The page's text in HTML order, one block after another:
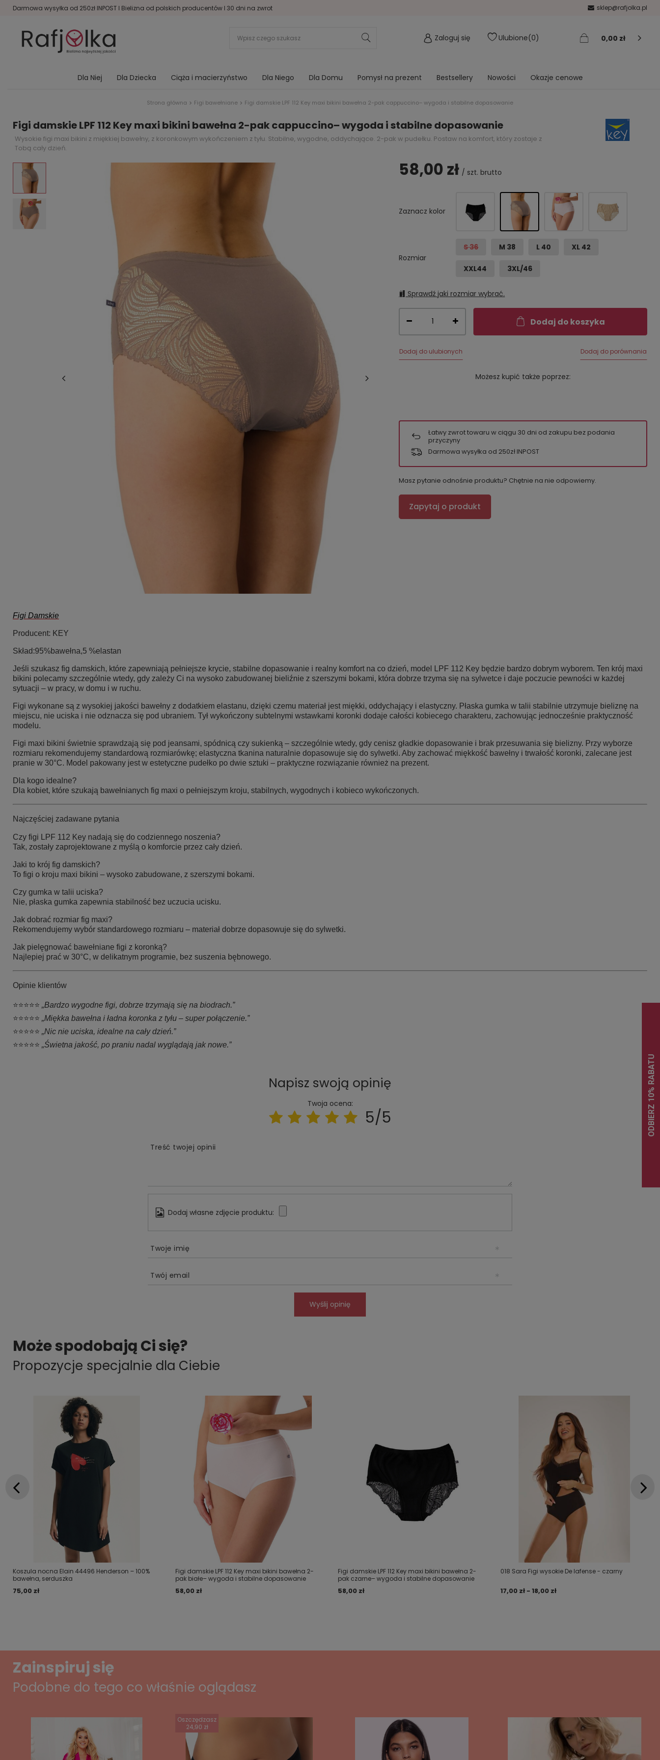
Darmowa wysyłka od 250zł INPOST I Bielizna od polskich producentów I 30 dni na zwrot sklep@rafjolka.pl
Zaloguj się Ulubione 0 0,00 zł
Dla Niej Dla Dziecka Ciąża i macierzyństwo Dla Niego Dla Domu Pomysł na prezent Bestsellery Nowości Okazje cenowe
Strona główna Figi bawełniane Figi damskie LPF 112 Key maxi bikini bawełna 2-pak cappuccino– wygoda i stabilne dopasowanie
Figi damskie LPF 112 Key maxi bikini bawełna 2-pak cappuccino– wygoda i stabilne dopasowanie
Wysokie figi maxi bikini z miękkiej bawełny, z koronkowym wykończeniem z tyłu. Stabilne, wygodne, oddychające. 2-pak w pudełku. Postaw na komfort, który zostaje z
Tobą cały dzień.
58,00 zł / szt. brutto
Zaznacz kolor
Rozmiar
S 36 M 38 L 40 XL 42
XXL44 3XL/46
Sprawdź jaki rozmiar wybrać.
Dodaj do koszyka
Dodaj do ulubionych Dodaj do porównania
Możesz kupić także poprzez:
Łatwy zwrot towaru w ciągu 30 dni od zakupu bez podania
przyczyny
Darmowa wysyłka od 250zł INPOST
Masz pytanie odnośnie produktu? Chętnie na nie odpowiemy.
Zapytaj o produkt
Figi Damskie
Producent: KEY
Skład:95%bawełna,5 %elastan
Jeśli szukasz fig damskich, które zapewniają pełniejsze krycie, stabilne dopasowanie i realny komfort na co dzień, model LPF 112 Key będzie bardzo dobrym wyborem. Ten krój maxi
bikini polecamy szczególnie wtedy, gdy zależy Ci na wysoko zabudowanej bieliźnie z szerszymi bokami, która dobrze trzyma się na sylwetce i daje poczucie pewności w każdej
sytuacji – w pracy, w domu i w ruchu.
Figi wykonane są z wysokiej jakości bawełny z dodatkiem elastanu, dzięki czemu materiał jest miękki, oddychający i elastyczny. Płaska gumka w talii stabilnie utrzymuje bieliznę na
miejscu, nie uciska i nie odznacza się pod ubraniem. Tył wykończony subtelnymi wstawkami koronki dodaje całości kobiecego charakteru, zachowując jednocześnie praktyczność
modelu.
Figi maxi bikini świetnie sprawdzają się pod jeansami, spódnicą czy sukienką – szczególnie wtedy, gdy cenisz gładkie dopasowanie i brak przesuwania się bielizny. Przy wyborze
rozmiaru rekomendujemy standardową rozmiarówkę; elastyczna tkanina naturalnie dopasowuje się do sylwetki. Aby zachować miękkość bawełny i trwałość koronki, zalecane jest
pranie w 30°C. Model pakowany jest w estetyczne pudełko po dwie sztuki – praktyczne rozwiązanie również na prezent.
Dla kogo idealne?
Dla kobiet, które szukają bawełnianych fig maxi o pełniejszym kroju, stabilnych, wygodnych i kobieco wykończonych.
Najczęściej zadawane pytania
Czy figi LPF 112 Key nadają się do codziennego noszenia?
Tak, zostały zaprojektowane z myślą o komforcie przez cały dzień.
Jaki to krój fig damskich?
To figi o kroju maxi bikini – wysoko zabudowane, z szerszymi bokami.
Czy gumka w talii uciska?
Nie, płaska gumka zapewnia stabilność bez uczucia ucisku.
Jak dobrać rozmiar fig maxi?
Rekomendujemy wybór standardowego rozmiaru – materiał dobrze dopasowuje się do sylwetki.
Jak pielęgnować bawełniane figi z koronką?
Najlepiej prać w 30°C, w delikatnym programie, bez suszenia bębnowego.
Opinie klientów
⭐⭐⭐⭐⭐ „Bardzo wygodne figi, dobrze trzymają się na biodrach.”
⭐⭐⭐⭐⭐ „Miękka bawełna i ładna koronka z tyłu – super połączenie.”
⭐⭐⭐⭐⭐ „Nic nie uciska, idealne na cały dzień.”
⭐⭐⭐⭐⭐ „Świetna jakość, po praniu nadal wyglądają jak nowe.”
Napisz swoją opinię
Twoja ocena:
5/5
Treść twojej opinii
Dodaj własne zdjęcie produktu:
Twoje imię
Twój email
Wyślij opinię
Może spodobają Ci się?
Propozycje specjalnie dla Ciebie
Koszula nocna Elain 44496 Henderson – 100%
bawełna, serduszka
75,00 zł
Figi damskie LPF 112 Key maxi bikini bawełna 2-
pak białe– wygoda i stabilne dopasowanie
58,00 zł
Figi damskie LPF 112 Key maxi bikini bawełna 2-
pak czarne– wygoda i stabilne dopasowanie
58,00 zł
018 Sara Figi wysokie De lafense - czarny
17,00 zł - 18,00 zł
Zainspiruj się
Podobne do tego co właśnie oglądasz
Oszczędzasz
24,90 zł